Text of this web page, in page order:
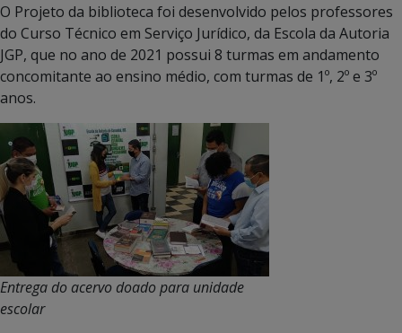
O Projeto da biblioteca foi desenvolvido pelos professores
do Curso Técnico em Serviço Jurídico, da Escola da Autoria
JGP, que no ano de 2021 possui 8 turmas em andamento
concomitante ao ensino médio, com turmas de 1º, 2º e 3º
anos.
Entrega do acervo doado para unidade
escolar